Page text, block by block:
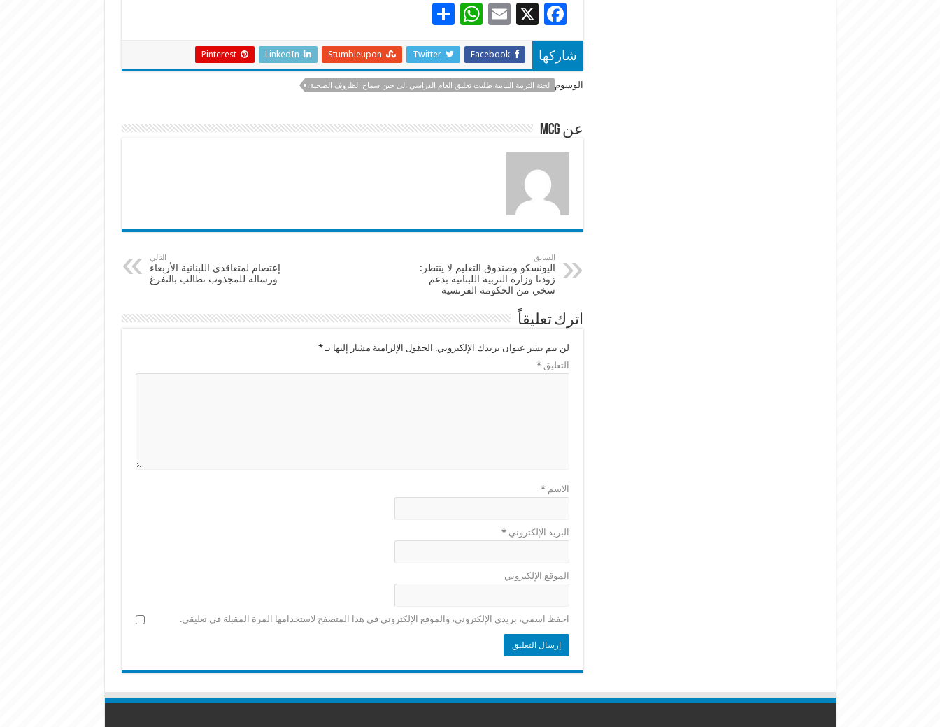
F
ac
e
b
o
k
X
E
ai
l
W
at
sA
p
ar
e
شاركها Facebook
Twitter
Stumbleupon
LinkedIn
Pinterest
الوسوم لجنة التربية النيابية طلبت تعليق العام الدراسي الى حين سماح الظروف الصحية
عن mcg
السابق
اليونسكو وصندوق التعليم لا ينتظر:
زودنا وزارة التربية اللبنانية بدعم
سخي من الحكومة الفرنسية
التالي
إعتصام لمتعاقدي اللبنانية الأربعاء
ورسالة للمجذوب تطالب بالتفرغ
اترك تعليقاً
لن يتم نشر عنوان بريدك الإلكتروني. الحقول الإلزامية مشار إليها بـ*
التعليق*
الاسم*
البريد الإلكتروني*
الموقع الإلكتروني
احفظ اسمي، بريدي الإلكتروني، والموقع الإلكتروني في هذا المتصفح لاستخدامها المرة المقبلة في تعليقي.